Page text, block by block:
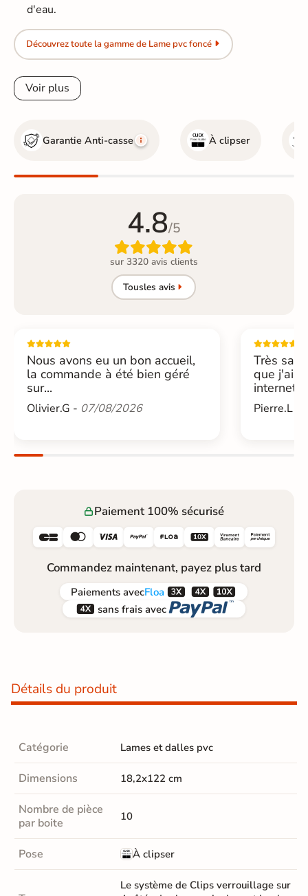
d'eau.
Découvrez toute la gamme de Lame pvc foncé
Voir plus
Garantie Anti-casse À clipser
4.8/5

sur 3320 avis clients
Tousles avis
Nous avons eu un bon accueil,
la commande à été bien géré
sur...
Olivier.G - 07/08/2026
Très
que j'ai
internet....
Pierre.L -
Paiement 100% sécurisé
     
Commandez maintenant, payez plus tard
Paiements avecFloa  
 sans frais avec 
Détails du produit
Catégorie Lames et dalles pvc
Dimensions 18,2x122 cm
Nombre de pièce
par boite
10
Pose À clipser
Le système de Clips verrouillage sur